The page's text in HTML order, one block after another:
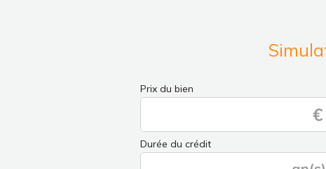
Prix du bien
Durée du crédit